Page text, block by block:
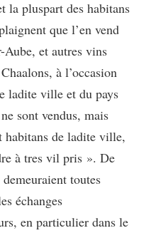
la pluspart des habitans
que l’en vend
et autres vins
à l’occasion
ladite ville et du pays
sont vendus, mais
habitans de ladite ville,
à tres vil pris ». De
toutes
échanges
en particulier dans le